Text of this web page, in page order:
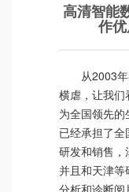
高清智能
作
从2003
横虐，让我
为全国领先
已经承担了
研发和销售，
并且和天津
分析和诊断